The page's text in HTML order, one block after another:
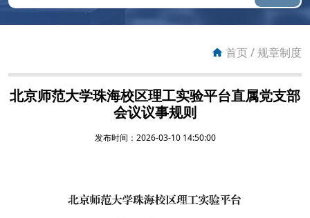
平台新闻
仪器设备
首页/规章制度
北京师范大学珠海校区理工实验平台直属党支部
会议议事规则
发布时间：2026-03-10 14:50:00